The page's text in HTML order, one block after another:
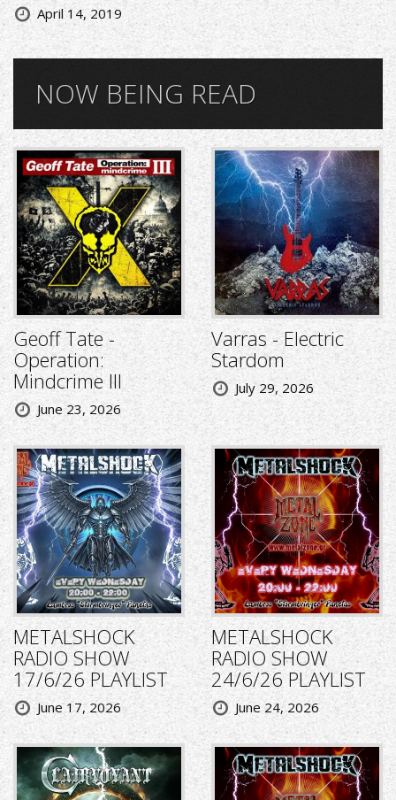
April 14, 2019
NOW BEING READ
Geoff Tate -
Operation:
Mindcrime III
June 23, 2026
Varras - Electric
Stardom
July 29, 2026
METALSHOCK
RADIO SHOW
17/6/26 PLAYLIST
June 17, 2026
METALSHOCK
RADIO SHOW
24/6/26 PLAYLIST
June 24, 2026